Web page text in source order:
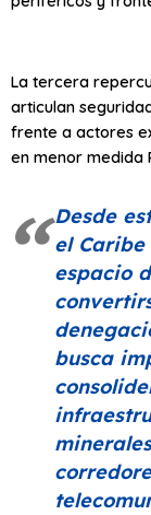
La tercera
articulan
frente a actores
en menor medida
Desde
el
espacio
busca